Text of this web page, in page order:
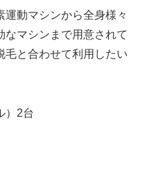
動マシンから全身様々
なマシンまで用意されて
毛と合わせて利用したい
）2台